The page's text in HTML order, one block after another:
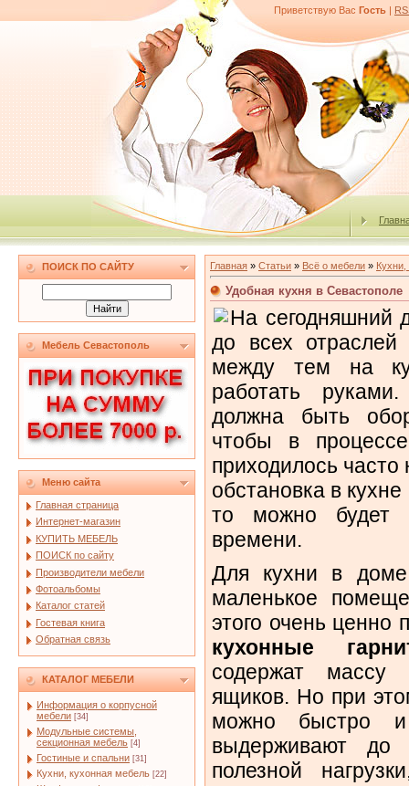
Приветствую Вас Гость |
ПОИСК ПО САЙТУ
Мебель Севастополь
Меню сайта
Главная страница
Интернет-магазин
КУПИТЬ МЕБЕЛЬ
ПОИСК по сайту
Производители мебели
Фотоальбомы
Каталог статей
Гостевая книга
Обратная связь
КАТАЛОГ МЕБЕЛИ
Информация о корпусной
мебели [34]
Модульные системы,
секционная мебель [4]
Гостиные и спальни [31]
Кухни, кухонная мебель [22]
Главная » Статьи » Всё о мебели »
Удобная кухня в Севастополе
На сегодняшний
до всех
между тем на
работать
должна быть
чтобы в
приходилось часто
обстановка в
то можно будет
времени.
Для кухни в
маленькое
этого очень ценно
кухонные
содержат массу
ящиков. Но при
можно быстро
выдерживают до
полезной